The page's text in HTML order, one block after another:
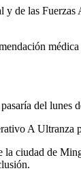
y de las
del lunes
A Ultranza
ciudad de